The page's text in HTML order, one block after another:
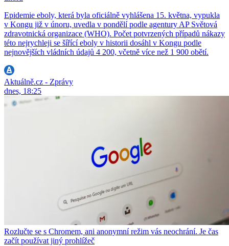
Epidemie eboly, která byla oficiálně vyhlášena 15. května, vypukla
v Kongu již v únoru, uvedla v pondělí podle agentury AP Světová
zdravotnická organizace (WHO). Počet potvrzených případů nákazy
této nejrychleji se šířící eboly v historii dosáhl v Kongu podle
nejnovějších vládních údajů 4 200, včetně více než 1 900 obětí.
Aktuálně.cz - Zprávy
dnes, 18:25
Rozlučte se s Chromem, ani anonymní režim vás neochrání. Je čas
začít používat jiný prohlížeč